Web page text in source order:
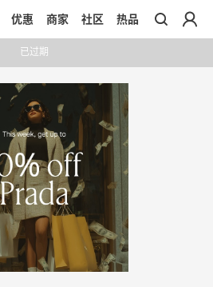
优惠 商家 社区 热品
已过期